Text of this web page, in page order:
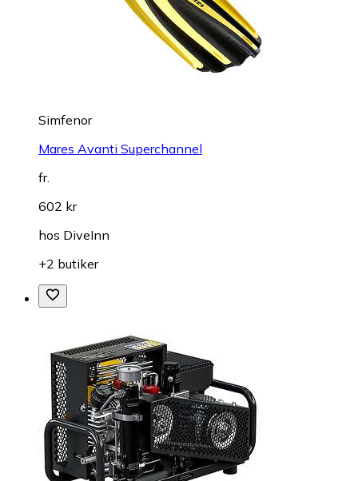
Simfenor
Mares Avanti Superchannel
fr.
602 kr
hos DiveInn
+2 butiker